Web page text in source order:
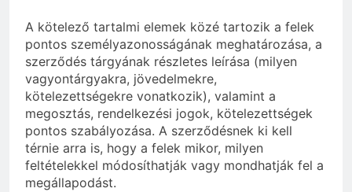
A kötelező tartalmi elemek közé tartozik a felek
pontos személyazonosságának meghatározása, a
szerződés tárgyának részletes leírása (milyen
vagyontárgyakra, jövedelmekre,
kötelezettségekre vonatkozik), valamint a
megosztás, rendelkezési jogok, kötelezettségek
pontos szabályozása. A szerződésnek ki kell
térnie arra is, hogy a felek mikor, milyen
feltételekkel módosíthatják vagy mondhatják fel a
megállapodást.